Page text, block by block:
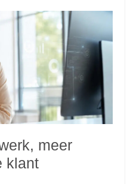
meer
klant